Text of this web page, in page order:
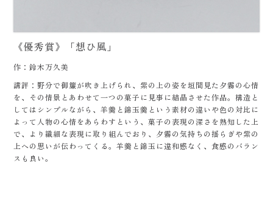
《優秀賞》「想ひ風」
作：鈴木万久美
講評：野分で御簾が吹き上げられ、紫の上の姿を垣間見た夕霧の心情
を、その情景とあわせて一つの菓子に見事に結晶させた作品。構造と
してはシンプルながら、羊羹と錦玉羹という素材の違いや色の対比に
よって人物の心情をあらわすという、菓子の表現の深さを熟知した上
で、より繊細な表現に取り組んでおり、夕霧の気持ちの揺らぎや紫の
上への思いが伝わってくる。羊羹と錦玉に違和感なく、食感のバラン
スも良い。